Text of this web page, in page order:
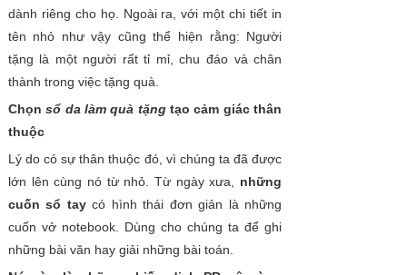
dành riêng cho họ. Ngoài ra, với một chi tiết in
tên nhỏ như vậy cũng thể hiện rằng: Người
tặng là một người rất tỉ mỉ, chu đáo và chân
thành trong việc tặng quà.
Chọnsổ da làm quà tặngtạo cảm giác thân
thuộc
Lý do có sự thân thuộc đó, vì chúng ta đã được
lớn lên cùng nó từ nhỏ. Từ ngày xưa, những
cuốn sổ taycó hình thái đơn giản là những
cuốn vở notebook. Dùng cho chúng ta để ghi
những bài văn hay giải những bài toán.